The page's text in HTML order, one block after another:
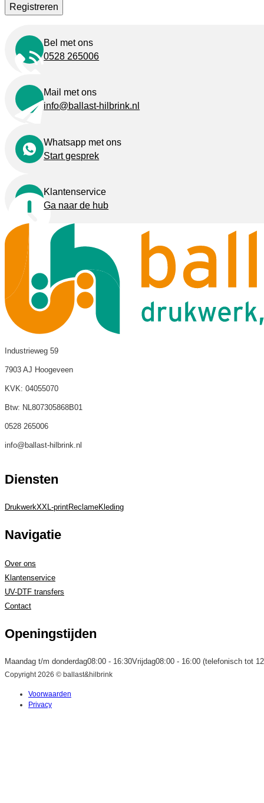
Registreren
Bel met ons
0528 265006
Mail met ons
info@ballast-hilbrink.nl
Whatsapp met ons
Start gesprek
Klantenservice
Ga naar de hub
Industrieweg 59
7903 AJ Hoogeveen
KVK: 04055070
Btw: NL807305868B01
0528 265006
info@ballast-hilbrink.nl
Diensten
Reclame
Drukwerk Kleding
XXL-print
Navigatie
Over ons
Klantenservice
UV-DTF transfers
Contact
Openingstijden
Maandag t/m donderdag08:00 - 16:30Vrijdag08:00 - 16:00 (telefonisch tot
Copyright 2026 © ballast&hilbrink
Voorwaarden
Privacy